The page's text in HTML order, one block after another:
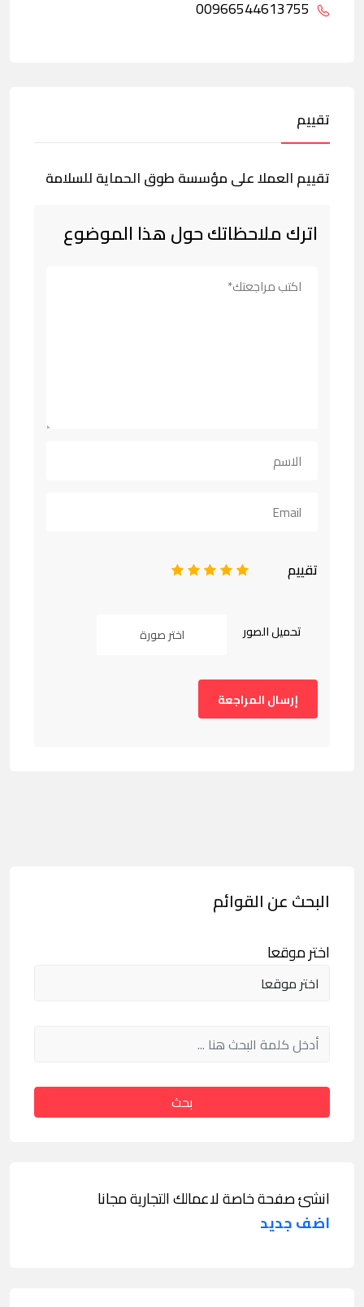
تقييم
تقييم العملا على مؤسسة طوق الحماية للسلامة
اترك ملاحظاتك حول هذا الموضوع
تقييم 5
4
3
2
تحميل الصور اختر صورة
البحث عن القوائم
اختر موقعا
بحث
انشئ صفحة خاصة لاعمالك التجارية مجانا
اضف جديد